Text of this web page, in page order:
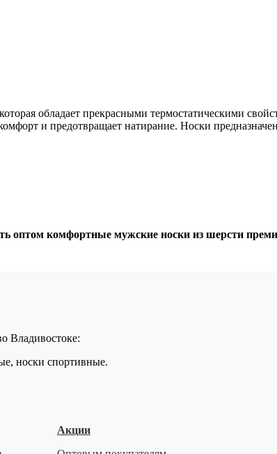
обладает прекрасными термостатическими
и предотвращает натирание. Носки
комфортные мужские носки из шерсти
Владивостоке:
носки спортивные.
Акции